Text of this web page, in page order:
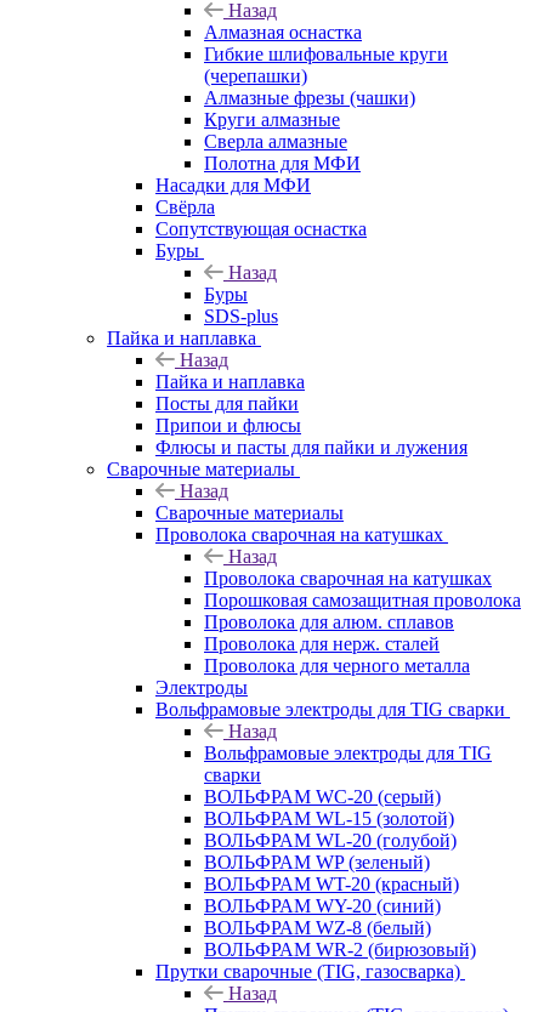
Назад
Алмазная оснастка
Гибкие шлифовальные круги
(черепашки)
Алмазные фрезы (чашки)
Круги алмазные
Сверла алмазные
Полотна для МФИ
Насадки для МФИ
Свёрла
Сопутствующая оснастка
Буры
Назад
Буры
SDS-plus
Пайка и наплавка
Назад
Пайка и наплавка
Посты для пайки
Припои и флюсы
Флюсы и пасты для пайки и лужения
Сварочные материалы
Назад
Сварочные материалы
Проволока сварочная на катушках
Назад
Проволока сварочная на катушках
Порошковая самозащитная проволока
Проволока для алюм. сплавов
Проволока для нерж. сталей
Проволока для черного металла
Электроды
Вольфрамовые электроды для TIG сварки
Назад
Вольфрамовые электроды для TIG
сварки
ВОЛЬФРАМ WC-20 (серый)
ВОЛЬФРАМ WL-15 (золотой)
ВОЛЬФРАМ WL-20 (голубой)
ВОЛЬФРАМ WP (зеленый)
ВОЛЬФРАМ WT-20 (красный)
ВОЛЬФРАМ WY-20 (синий)
ВОЛЬФРАМ WZ-8 (белый)
ВОЛЬФРАМ WR-2 (бирюзовый)
Прутки сварочные (TIG, газосварка)
Назад